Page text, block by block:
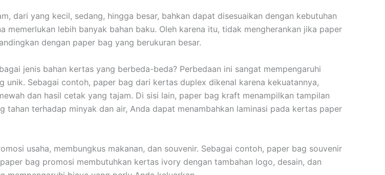
dari yang kecil, sedang, hingga besar, bahkan dapat disesuaikan dengan kebutuhan
memerlukan lebih banyak bahan baku. Oleh karena itu, tidak mengherankan jika paper
dengan paper bag yang berukuran besar.
jenis bahan kertas yang berbeda-beda? Perbedaan ini sangat mempengaruhi
Sebagai contoh, paper bag dari kertas duplex dikenal karena kekuatannya,
dan hasil cetak yang tajam. Di sisi lain, paper bag kraft menampilkan tampilan
terhadap minyak dan air, Anda dapat menambahkan laminasi pada kertas paper
usaha, membungkus makanan, dan souvenir. Sebagai contoh, paper bag souvenir
bag promosi membutuhkan kertas ivory dengan tambahan logo, desain, dan